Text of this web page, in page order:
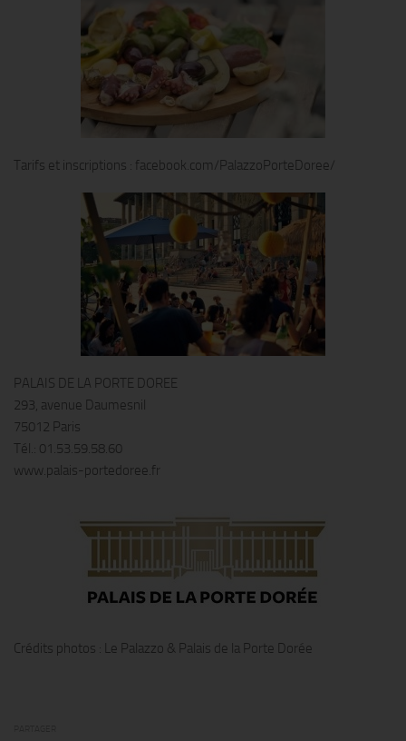
Tarifs et inscriptions : facebook.com/PalazzoPorteDoree/
PALAIS DE LA PORTE DOREE
293, avenue Daumesnil
75012 Paris
Tél.: 01.53.59.58.60
www.palais-portedoree.fr
Crédits photos : Le Palazzo & Palais de la Porte Dorée